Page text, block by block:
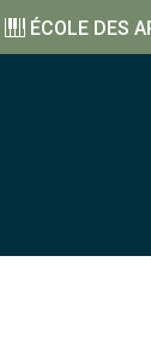
ÉCOLE DES